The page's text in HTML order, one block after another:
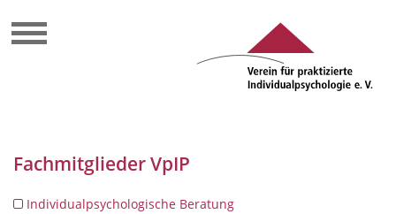
Fachmitglieder VpIP
Individualpsychologische Beratung